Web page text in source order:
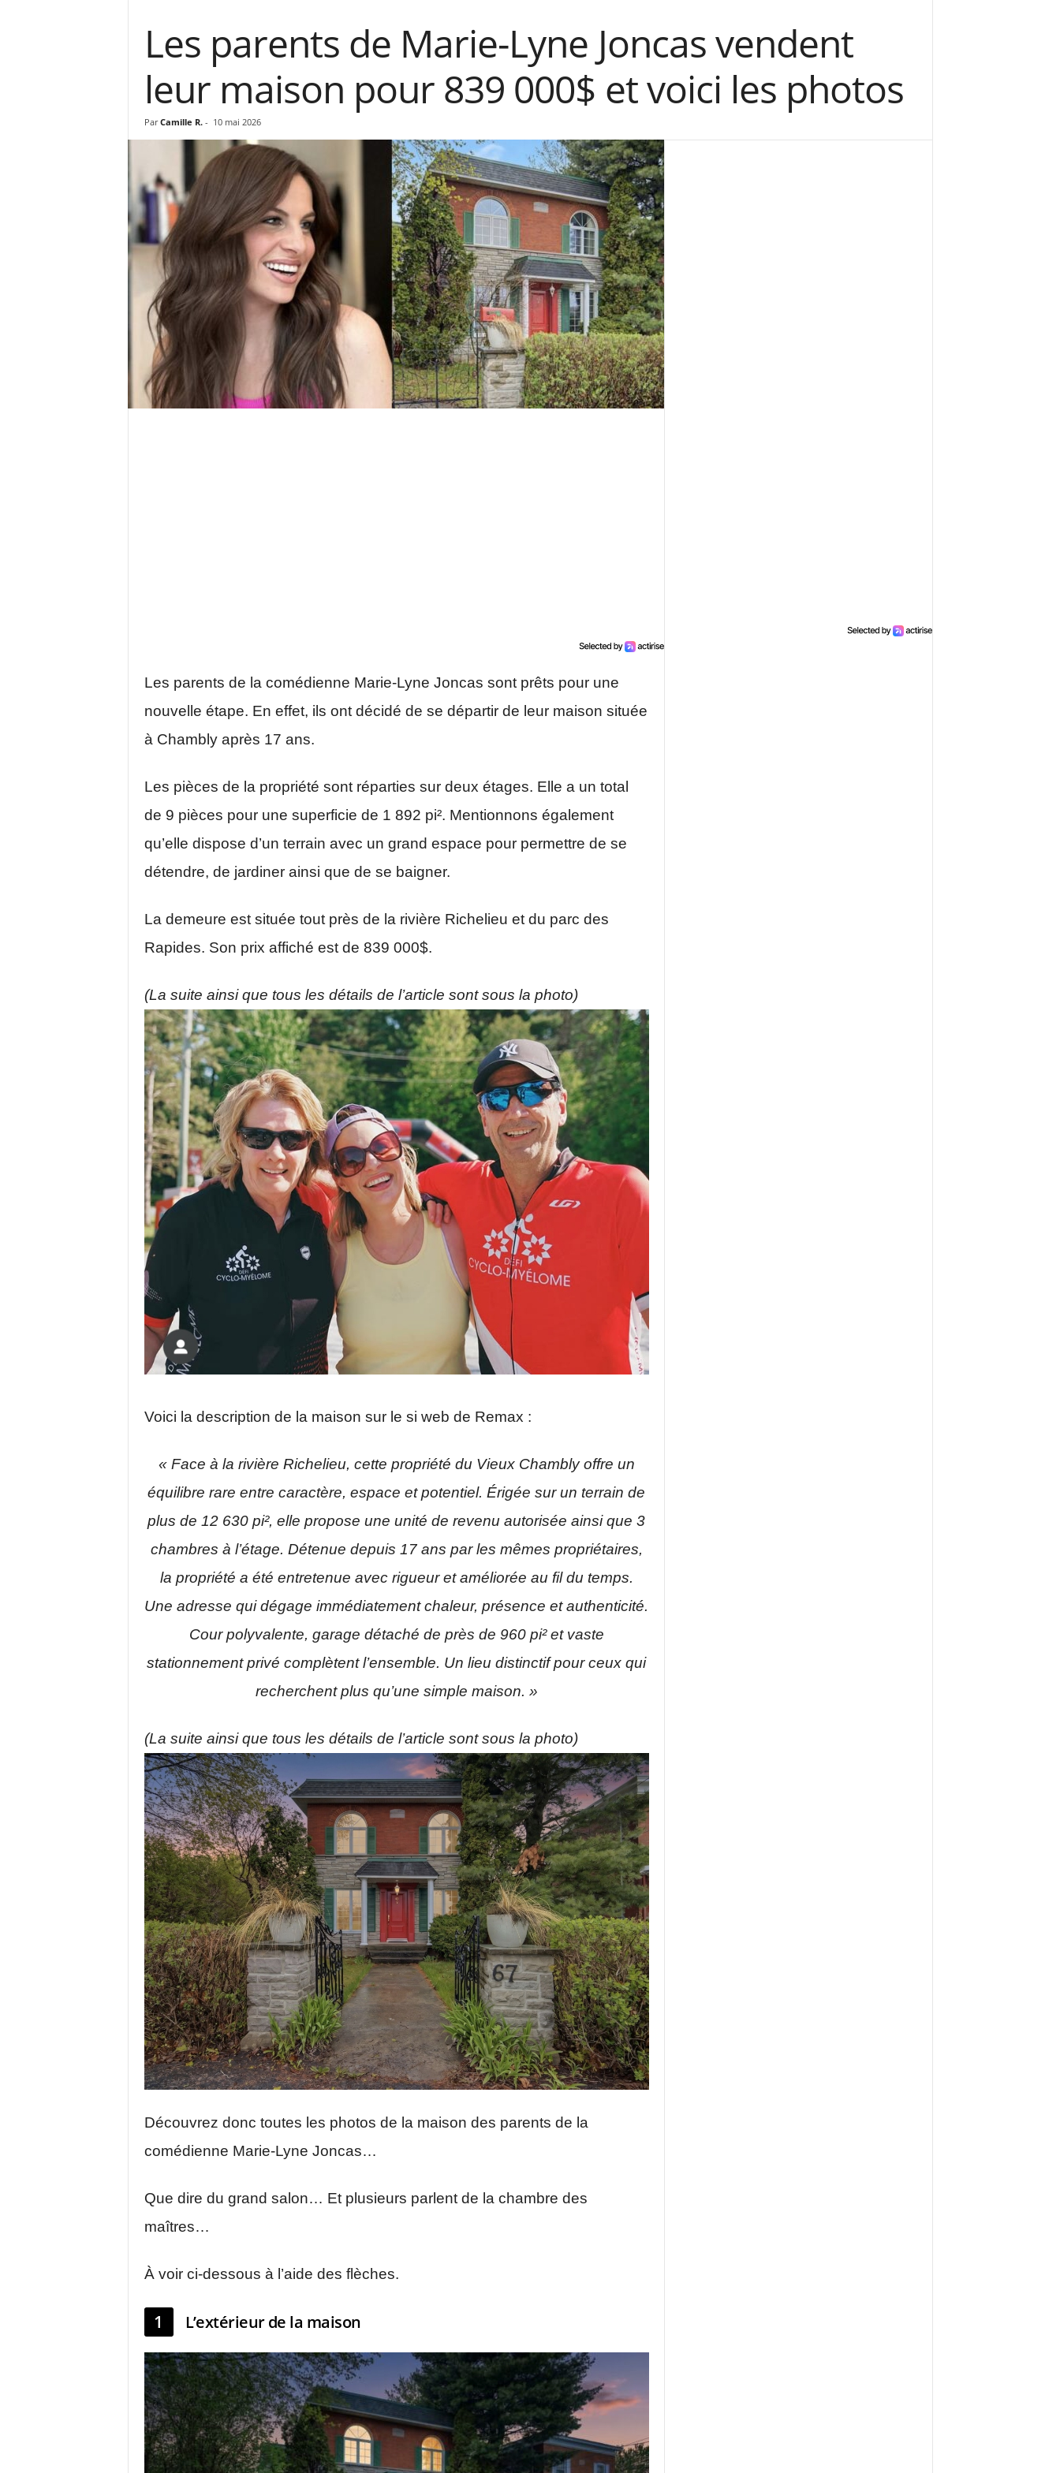
Les parents de Marie-Lyne Joncas vendent
leur maison pour 839 000$ et voici les photos
Par Camille R. - 10 mai 2026
Les parents de la comédienne Marie-Lyne Joncas sont prêts pour une
nouvelle étape. En effet, ils ont décidé de se départir de leur maison située
à Chambly après 17 ans.
Les pièces de la propriété sont réparties sur deux étages. Elle a un total
de 9 pièces pour une superficie de 1 892 pi². Mentionnons également
qu’elle dispose d’un terrain avec un grand espace pour permettre de se
détendre, de jardiner ainsi que de se baigner.
La demeure est située tout près de la rivière Richelieu et du parc des
Rapides. Son prix affiché est de 839 000$.
(La suite ainsi que tous les détails de l’article sont sous la photo)
Voici la description de la maison sur le si web de Remax :
« Face à la rivière Richelieu, cette propriété du Vieux Chambly offre un
équilibre rare entre caractère, espace et potentiel. Érigée sur un terrain de
plus de 12 630 pi², elle propose une unité de revenu autorisée ainsi que 3
chambres à l’étage. Détenue depuis 17 ans par les mêmes propriétaires,
la propriété a été entretenue avec rigueur et améliorée au fil du temps.
Une adresse qui dégage immédiatement chaleur, présence et authenticité.
Cour polyvalente, garage détaché de près de 960 pi² et vaste
stationnement privé complètent l’ensemble. Un lieu distinctif pour ceux qui
recherchent plus qu’une simple maison. »
(La suite ainsi que tous les détails de l’article sont sous la photo)
Découvrez donc toutes les photos de la maison des parents de la
comédienne Marie-Lyne Joncas…
Que dire du grand salon… Et plusieurs parlent de la chambre des
maîtres…
À voir ci-dessous à l’aide des flèches.
1 L’extérieur de la maison